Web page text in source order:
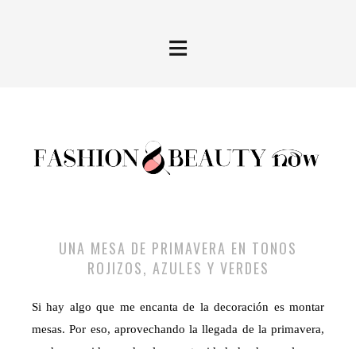
≡
UNA MESA DE PRIMAVERA EN TONOS
ROJIZOS, AZULES Y VERDES
Si hay algo que me encanta de la decoración es montar
mesas. Por eso, aprovechando la llegada de la primavera,